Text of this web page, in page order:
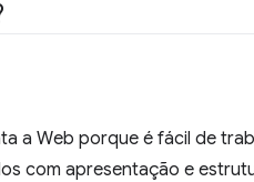
a Web porque é fácil de
com apresentação e